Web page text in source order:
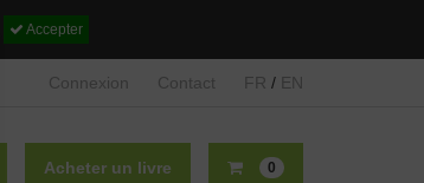
Accepter
Connexion Contact FR / EN
0
Acheter un livre